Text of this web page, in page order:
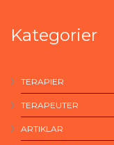
Kategorier
TERAPIER
TERAPEUTER
ARTIKLAR